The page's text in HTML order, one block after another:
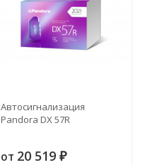
Автосигнализация
Pandora DX 57R
от 20 519 ₽